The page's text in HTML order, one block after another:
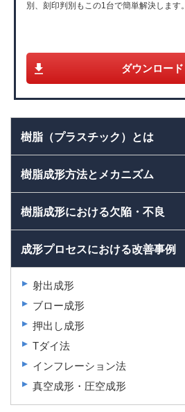
別、刻印判別もこの1台で簡単解決します。
ダウンロード
樹脂（プラスチック）とは
樹脂成形方法とメカニズム
樹脂成形における欠陥・不良
成形プロセスにおける改善事例
射出成形
ブロー成形
押出し成形
Tダイ法
インフレーション法
真空成形・圧空成形